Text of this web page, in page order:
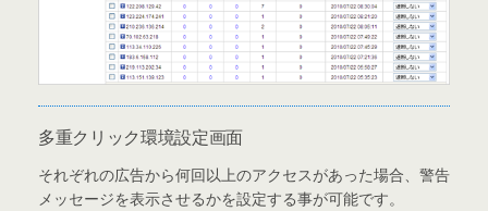
多重クリック環境設定画面
それぞれの広告から何回以上のアクセスがあった場合、警告
メッセージを表示させるかを設定する事が可能です。